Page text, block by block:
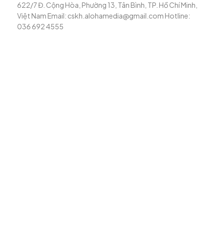
622/7 Đ. Cộng Hòa, Phường 13, Tân Bình, TP. Hồ Chí Minh,
Việt Nam Email: cskh.alohamedia@gmail.com Hotline:
036 692 4555